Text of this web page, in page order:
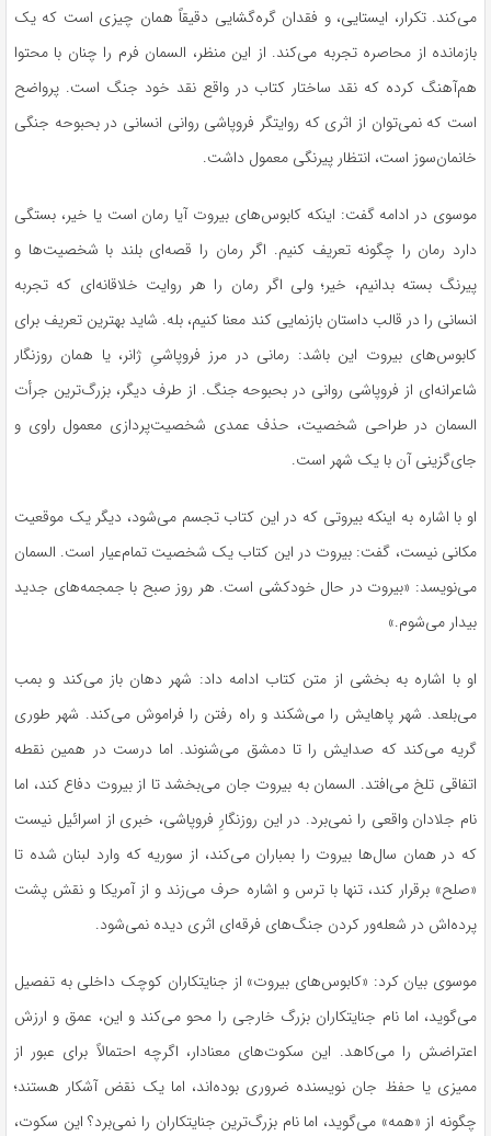
می‌کند. تکرار، ایستایی، و فقدان گره‌گشایی دقیقاً همان چیزی است که یک
بازمانده از محاصره تجربه می‌کند. از این منظر، السمان فرم را چنان با محتوا
هم‌آهنگ کرده که نقد ساختار کتاب در واقع نقد خود جنگ است. پرواضح
است که نمی‌توان از اثری که روایتگر فروپاشی روانی انسانی در بحبوحه جنگی
خانمان‌سوز است، انتظار پیرنگی معمول داشت.
موسوی در ادامه گفت: اینکه کابوس‌های بیروت آیا رمان است یا خیر، بستگی
دارد رمان را چگونه تعریف کنیم. اگر رمان را قصه‌ای بلند با شخصیت‌ها و
پیرنگ بسته بدانیم، خیر؛ ولی اگر رمان را هر روایت خلاقانه‌ای که تجربه
انسانی را در قالب داستان بازنمایی کند معنا کنیم، بله. شاید بهترین تعریف برای
کابوس‌های بیروت این باشد: رمانی در مرز فروپاشیِ ژانر، یا همان روزنگار
شاعرانه‌ای از فروپاشی روانی در بحبوحه جنگ. از طرف دیگر، بزرگ‌ترین جرأت
السمان در طراحی شخصیت، حذف عمدی شخصیت‌پردازی معمول راوی و
جای‌گزینی آن با یک شهر است.
او با اشاره به اینکه بیروتی که در این کتاب تجسم می‌شود، دیگر یک موقعیت
مکانی نیست، گفت: بیروت در این کتاب یک شخصیت تمام‌عیار است. السمان
می‌نویسد: «بیروت در حال خودکشی است. هر روز صبح با جمجمه‌های جدید
بیدار می‌شوم.»
او با اشاره به بخشی از متن کتاب ادامه داد: شهر دهان باز می‌کند و بمب
می‌بلعد. شهر پاهایش را می‌شکند و راه رفتن را فراموش می‌کند. شهر طوری
گریه می‌کند که صدایش را تا دمشق می‌شنوند. اما درست در همین نقطه
اتفاقی تلخ می‌افتد. السمان به بیروت جان می‌بخشد تا از بیروت دفاع کند، اما
نام جلادان واقعی را نمی‌برد. در این روزنگارِ فروپاشی، خبری از اسرائیل نیست
که در همان سال‌ها بیروت را بمباران می‌کند، از سوریه که وارد لبنان شده تا
«صلح» برقرار کند، تنها با ترس و اشاره حرف می‌زند و از آمریکا و نقش پشت
پرده‌اش در شعله‌ور کردن جنگ‌های فرقه‌ای اثری دیده نمی‌شود.
موسوی بیان کرد: «کابوس‌های بیروت» از جنایتکاران کوچک داخلی به تفصیل
می‌گوید، اما نام جنایتکاران بزرگ خارجی را محو می‌کند و این، عمق و ارزش
اعتراضش را می‌کاهد. این سکوت‌های معنادار، اگرچه احتمالاً برای عبور از
ممیزی یا حفظ جان نویسنده ضروری بوده‌اند، اما یک نقض آشکار هستند؛
چگونه از «همه» می‌گوید، اما نام بزرگ‌ترین جنایتکاران را نمی‌برد؟ این سکوت،